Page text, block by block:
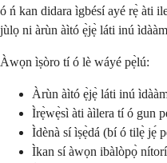
ó ń kan didara ìgbésí ayé rẹ̀ àti
jùlọ ni àrùn àìtó ẹ̀jẹ̀ láti inú
Àwọn ìṣòro tí ó lè wáyé pẹ̀lú:
Àrùn àìtó ẹ̀jẹ̀ láti inú
Ìrẹ̀wẹ̀sì àti àìlera tí ó gun
Ìdènà sí ìṣẹ̀dá (bí ó tilẹ̀ jẹ́
Ìkan sí àwọn ibàlòpọ̀